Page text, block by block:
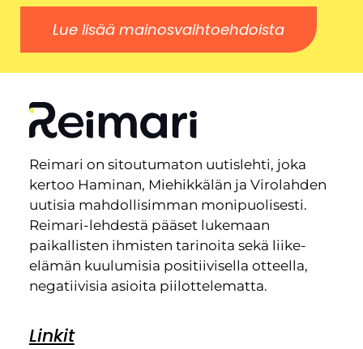
Lue lisää mainosvaihtoehdoista
Reimari on sitoutumaton uutislehti, joka
kertoo Haminan, Miehikkälän ja Virolahden
uutisia mahdollisimman monipuolisesti.
Reimari-lehdestä pääset lukemaan
paikallisten ihmisten tarinoita sekä liike-
elämän kuulumisia positiivisella otteella,
negatiivisia asioita piilottelematta.
Linkit